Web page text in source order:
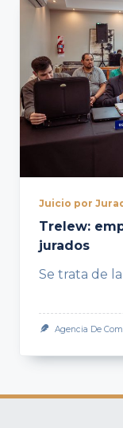
Juicio por
Trelew:
jurados
Se trata de
Agencia De